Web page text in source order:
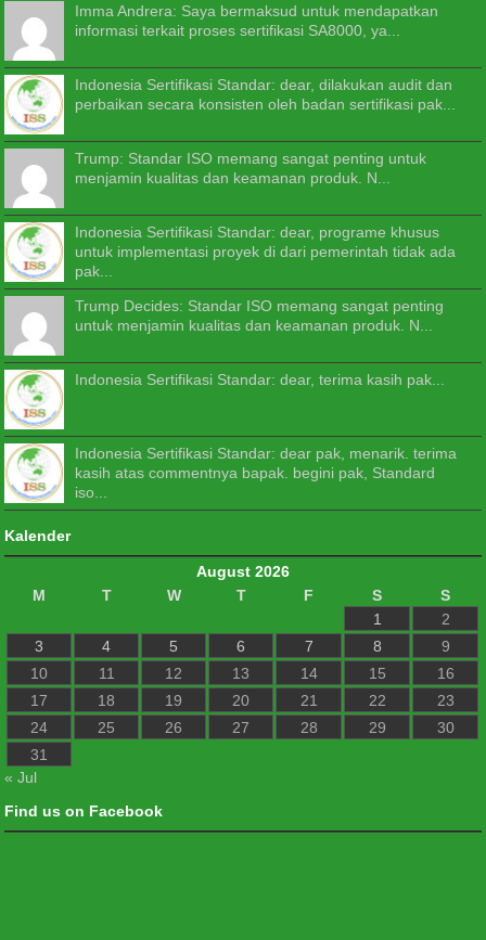
Imma Andrera: Saya bermaksud untuk mendapatkan
informasi terkait proses sertifikasi SA8000, ya...
Indonesia Sertifikasi Standar: dear, dilakukan audit dan
perbaikan secara konsisten oleh badan sertifikasi pak...
Trump: Standar ISO memang sangat penting untuk
menjamin kualitas dan keamanan produk. N...
Indonesia Sertifikasi Standar: dear, programe khusus
untuk implementasi proyek di dari pemerintah tidak ada
pak...
Trump Decides: Standar ISO memang sangat penting
untuk menjamin kualitas dan keamanan produk. N...
Indonesia Sertifikasi Standar: dear, terima kasih pak...
Indonesia Sertifikasi Standar: dear pak, menarik. terima
kasih atas commentnya bapak. begini pak, Standard
iso...
Kalender
August 2026
M
T W T F S
S
1
2
3
4 5 6 7 8
9
10
11 12 13 14 15
16
17
18 19 20 21 22
23
24
25 26 27 28 29
30
31
« Jul
Find us on Facebook